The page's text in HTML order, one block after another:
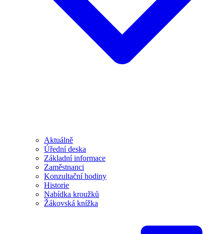
Aktuálně
Úřední deska
Základní informace
Zaměstnanci
Konzultační hodiny
Historie
Nabídka kroužků
Žákovská knížka